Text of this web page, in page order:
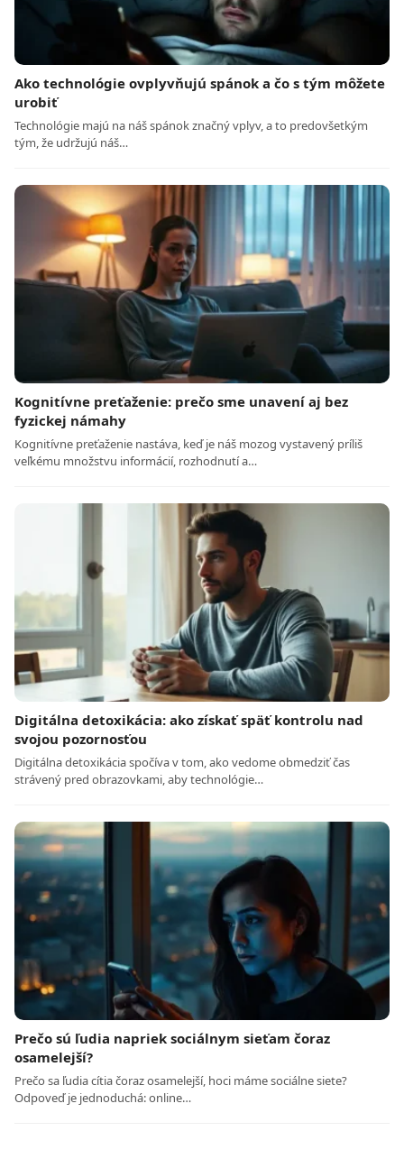
Ako technológie ovplyvňujú spánok a čo s tým môžete
urobiť
Technológie majú na náš spánok značný vplyv, a to predovšetkým
tým, že udržujú náš…
Kognitívne preťaženie: prečo sme unavení aj bez
fyzickej námahy
Kognitívne preťaženie nastáva, keď je náš mozog vystavený príliš
veľkému množstvu informácií, rozhodnutí a…
Digitálna detoxikácia: ako získať späť kontrolu nad
svojou pozornosťou
Digitálna detoxikácia spočíva v tom, ako vedome obmedziť čas
strávený pred obrazovkami, aby technológie…
Prečo sú ľudia napriek sociálnym sieťam čoraz
osamelejší?
Prečo sa ľudia cítia čoraz osamelejší, hoci máme sociálne siete?
Odpoveď je jednoduchá: online…